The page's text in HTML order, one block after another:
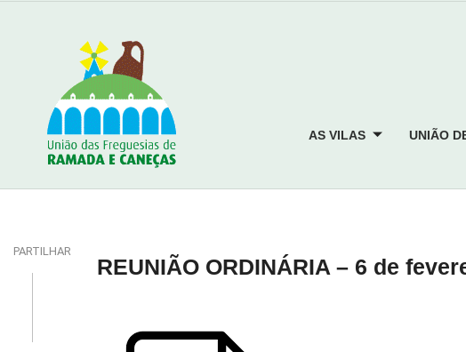
AS VILAS UNIÃO
PARTILHAR
REUNIÃO ORDINÁRIA – 6 de